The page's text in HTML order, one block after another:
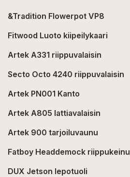
&Tradition Flowerpot VP8
Fitwood Luoto kiipeilykaari
Artek A331 riippuvalaisin
Secto Octo 4240 riippuvalaisin
Artek PN001 Kanto
Artek A805 lattiavalaisin
Artek 900 tarjoiluvaunu
Fatboy Headdemock riippukeinu
DUX Jetson lepotuoli